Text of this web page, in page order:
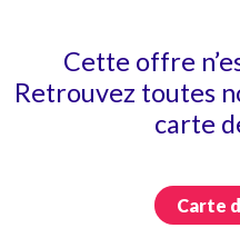
Cette offre
Retrouvez toutes
carte
Carte